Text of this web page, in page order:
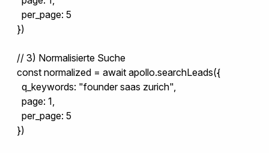
    per_page: 5
  })
  // 3) Normalisierte Suche
  const normalized = await apollo.searchLeads({
    q_keywords: "founder saas zurich",
    page: 1,
    per_page: 5
  })